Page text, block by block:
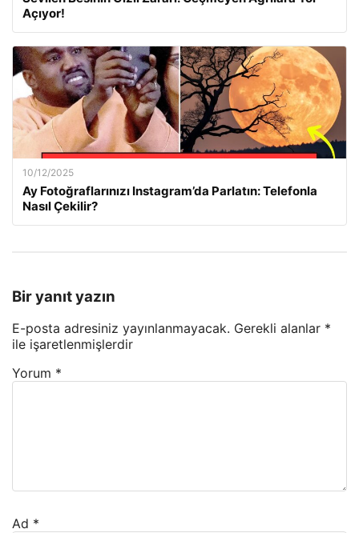
Açıyor!
10/12/2025
Ay Fotoğraflarınızı Instagram’da Parlatın: Telefonla
Nasıl Çekilir?
Bir yanıt yazın
E-posta adresiniz yayınlanmayacak. Gerekli alanlar *
ile işaretlenmişlerdir
Yorum *
Ad *